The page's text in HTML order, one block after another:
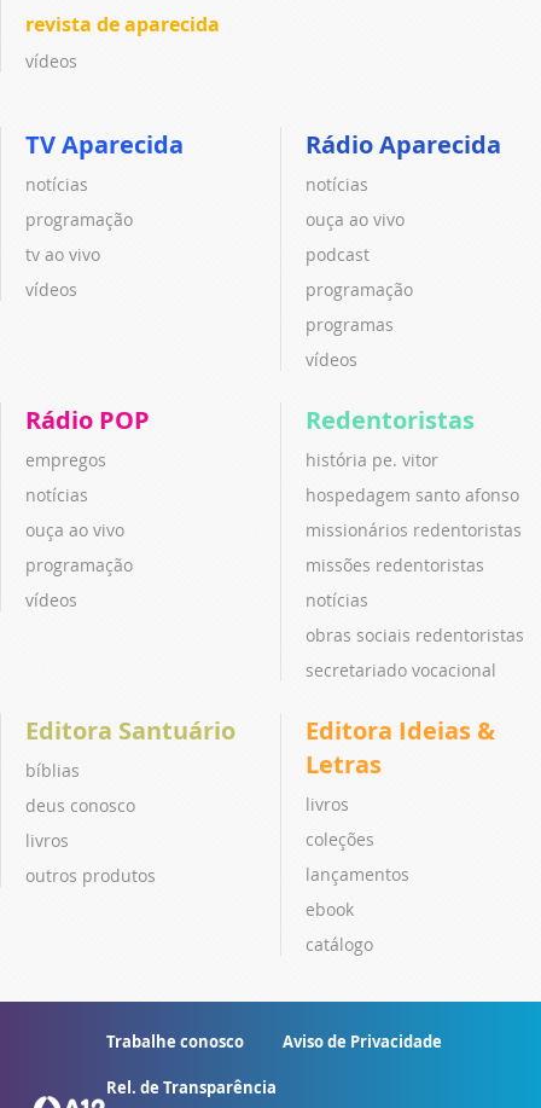
revista de aparecida
vídeos
TV Aparecida
notícias
programação
tv ao vivo
vídeos
Rádio Aparecida
notícias
ouça ao vivo
podcast
programação
programas
vídeos
Rádio POP
empregos
notícias
ouça ao vivo
programação
vídeos
Redentoristas
história pe. vitor
hospedagem santo afonso
missionários redentoristas
missões redentoristas
notícias
obras sociais redentoristas
secretariado vocacional
Editora Santuário
bíblias
deus conosco
livros
outros produtos
Editora Ideias &
Letras
livros
coleções
lançamentos
ebook
catálogo
Trabalhe conosco Aviso de Privacidade
Rel. de Transparência